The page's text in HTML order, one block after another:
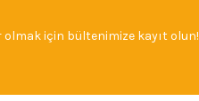
için bültenimize kayıt olun!